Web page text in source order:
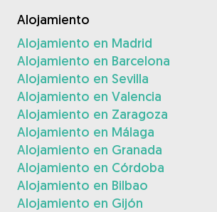
Alojamiento
Alojamiento en Madrid
Alojamiento en Barcelona
Alojamiento en Sevilla
Alojamiento en Valencia
Alojamiento en Zaragoza
Alojamiento en Málaga
Alojamiento en Granada
Alojamiento en Córdoba
Alojamiento en Bilbao
Alojamiento en Gijón